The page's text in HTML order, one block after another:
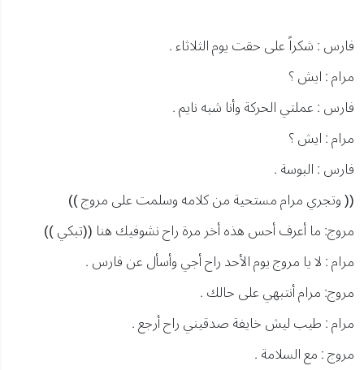
فارس : شكراً على حقت يوم الثلاثاء .
مرام : ايش ؟
فارس : عملتي الحركة وأنا شبه نايم .
مرام : ايش ؟
فارس : البوسة .
(( وتجري مرام مستحية من كلامه وسلمت على مروج ))
مروج: ما أعرف أحس هذه أخر مرة راح نشوفيك هنا ((تبكي ))
مرام : لا يا مروج يوم الأحد راح أجي وأسأل عن فارس .
مروج: مرام أنتبهي على حالك .
مرام : طيب ليش خايفة صدقيني راح أرجع .
مروج : مع السلامة .